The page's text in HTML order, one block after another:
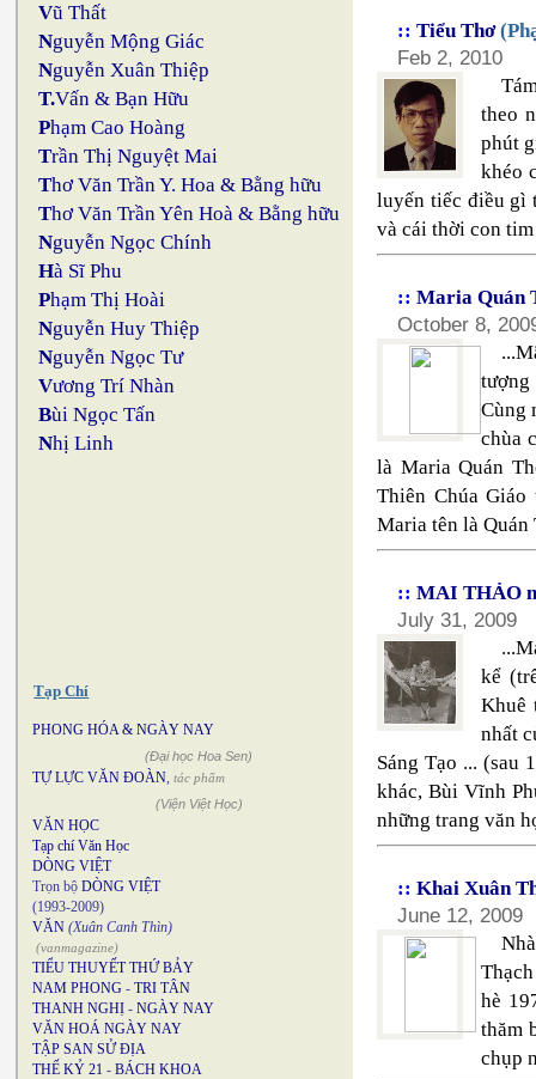
Vũ Thất
Nguyễn Mộng Giác
Nguyễn Xuân Thiệp
T.Vấn & Bạn Hữu
Phạm Cao Hoàng
Trần Thị Nguyệt Mai
Thơ Văn Trần Y. Hoa & Bằng hữu
Thơ Văn Trần Yên Hoà & Bằng hữu
Nguyễn Ngọc Chính
Hà Sĩ Phu
Phạm Thị Hoài
Nguyễn Huy Thiệp
Nguyễn Ngọc Tư
Vương Trí Nhàn
Bùi Ngọc Tấn
Nhị Linh
Tạp Chí
PHONG HÓA & NGÀY NAY
(Đại học Hoa Sen)
TỰ LỰC VĂN ĐOÀN, tác phẩm
(Viện Việt Học)
VĂN HỌC
Tạp chí Văn Học
DÒNG VIỆT
Trọn bộ DÒNG VIỆT
(1993-2009)
VĂN (Xuân Canh Thìn)
(vanmagazine)
TIỂU THUYẾT THỨ BẢY
NAM PHONG - TRI TÂN
THANH NGHỊ - NGÀY NAY
VĂN HOÁ NGÀY NAY
TẬP SAN SỬ ĐỊA
THẾ KỶ 21 - BÁCH KHOA
::Tiểu Thơ
Feb 2, 2010
theo
phút
khéo
luyến tiếc điều gì
và cái thời con
::Maria Quán
October 8,
Cùng
chùa
là Maria Quán
Thiên Chúa
Maria tên là
::MAI THẢO
July 31, 2009
kể
Khuê
nhất
Sáng Tạo ... (sau
khác, Bùi Vĩnh
những trang văn
::Khai Xuân
June 12, 2009
hè
thăm
chụp